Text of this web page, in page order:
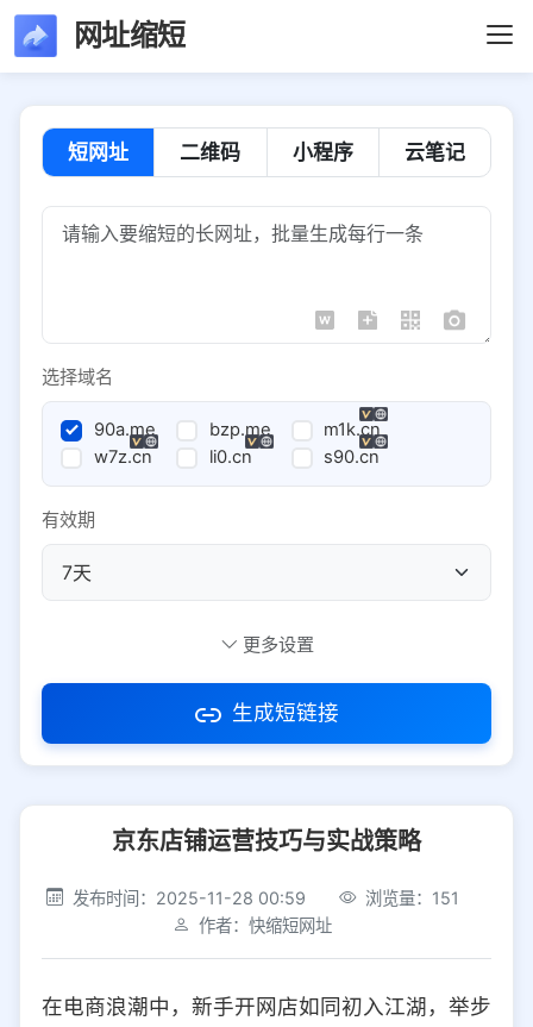
网址缩短
短网址 二维码 小程序 云笔记
选择域名
90a.me bzp.me
m1k.cn
w7z.cn
li0.cn s90.cn
有效期
访问密码
社交平台 电商平台
选择防红平台类型，避免链接被拦截
更多设置
生成短链接
京东店铺运营技巧与实战策略
发布时间：2025-11-28 00:59
浏览量：151
作者：快缩短网址
在电商浪潮中，新手开网店如同初入江湖，举步